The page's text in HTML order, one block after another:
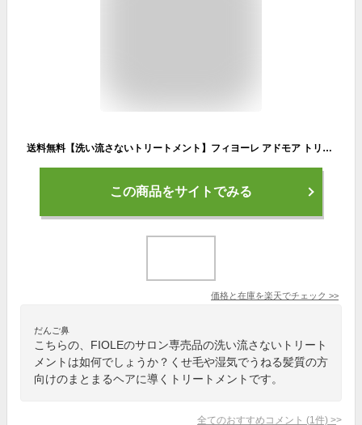
送料無料【洗い流さないトリートメント】フィヨーレ アドモア トリートメントフォーム2nd＜160g＞プロユース FIOLE adomore サロン専売品 美容院 コスパ うねり クセ
この商品をサイトでみる
価格と在庫を楽天でチェック >>
だんご鼻
こちらの、FIOLEのサロン専売品の洗い流さないトリート
メントは如何でしょうか？くせ毛や湿気でうねる髪質の方
向けのまとまるヘアに導くトリートメントです。
全てのおすすめコメント (1 件) >